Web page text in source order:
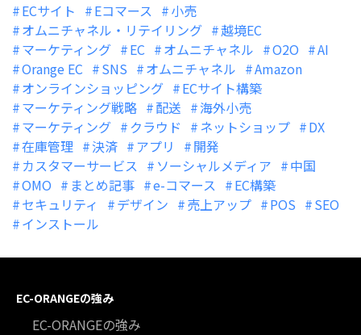
ECサイト Eコマース
小売
オムニチャネル・リテイリング
越境EC
マーケティング
EC オムニチャネル O2O
AI
Orange EC
SNS オムニチャネル
Amazon
オンラインショッピング
ECサイト構築
マーケティング戦略
配送
海外小売
マーケティング
クラウド ネットショップ
DX
在庫管理
決済 アプリ
開発
カスタマーサービス
ソーシャルメディア
中国
OMO
まとめ記事 e-コマース
EC構築
セキュリティ
デザイン 売上アップ POS
SEO
インストール
EC-ORANGEの強み
EC-ORANGEの強み